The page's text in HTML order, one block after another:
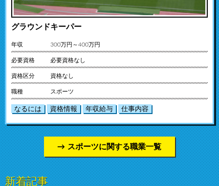
グラウンドキーパー
年収 300万円～400万円
必要資格 必要資格なし
資格区分 資格なし
職種 スポーツ
なるには 資格情報 年収給与 仕事内容
スポーツに関する職業一覧
新着記事